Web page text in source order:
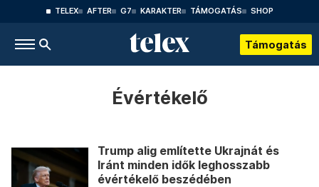
TELEX AFTER G7 KARAKTER TÁMOGATÁS SHOP
Támogatás
Évértékelő
Trump alig említette Ukrajnát és
Iránt minden idők leghosszabb
évértékelő beszédében